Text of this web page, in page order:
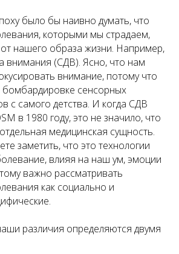
было бы наивно думать, что
которыми мы страдаем,
нашего образа жизни. Например,
внимания (СДВ). Ясно, что нам
внимание, потому что
сенсорных
с самого детства. И когда СДВ
в 1980 году, это не значило, что
медицинская сущность.
заметить, что это технологии
влияя на наш ум, эмоции
важно рассматривать
как социально и
различия определяются двумя